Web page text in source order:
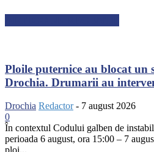
Ploile puternice au blocat un
Drochia. Drumarii au
Drochia Redactor - 7 august 2026
0
În contextul Codului galben de
perioada 6 august, ora 15:00 – 7